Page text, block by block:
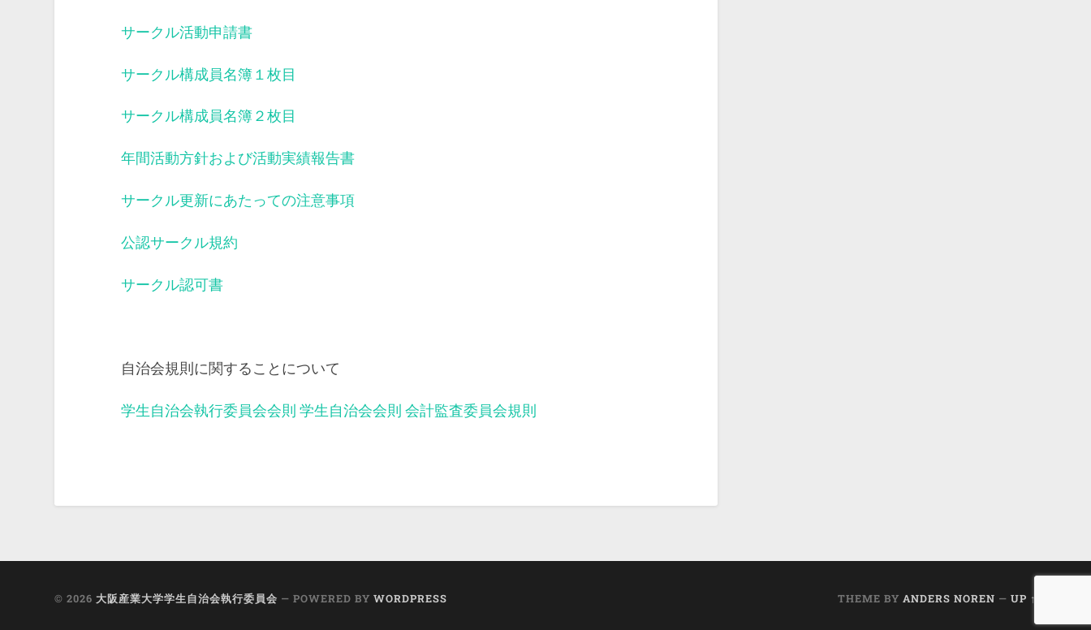
サークル活動申請書
サークル構成員名簿１枚目
サークル構成員名簿２枚目
年間活動方針および活動実績報告書
サークル更新にあたっての注意事項
公認サークル規約
サークル認可書
自治会規則に関することについて
学生自治会執行委員会会則 学生自治会会則 会計監査委員会規則
© 2026 大阪産業大学学生自治会執行委員会 — POWERED BYWORDPRESS THEME BY ANDERS NOREN — UP ↑